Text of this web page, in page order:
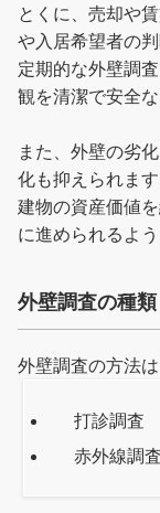
とくに、売却や
や入居希望者の
定期的な外壁調
観を清潔で安全
また、外壁の劣
化も抑えられます
建物の資産価値
に進められるよう
外壁調査の種類
外壁調査の方法
打診調査
赤外線調査